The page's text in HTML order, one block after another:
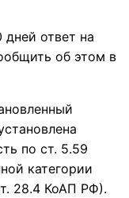
дней ответ на
об этом в
по ст. 5.59
категории
28.4 КоАП РФ).